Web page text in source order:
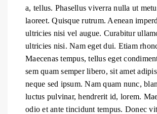
a, tellus. Phasellus viverra nulla ut
laoreet. Quisque rutrum. Aenean
ultricies nisi vel augue. Curabitur
ultricies nisi. Nam eget dui. Etiam
Maecenas tempus, tellus eget
sem quam semper libero, sit amet
neque sed ipsum. Nam quam nunc,
luctus pulvinar, hendrerit id, lorem.
odio et ante tincidunt tempus. Donec